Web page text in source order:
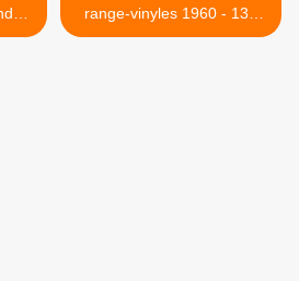
range-vinyles 1960 - 130
euros >